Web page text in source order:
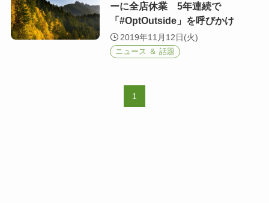
ーに全店休業 5年連続で
「#OptOutside」を呼びかけ
2019年11月12日(火)
ニュース ＆ 話題
1